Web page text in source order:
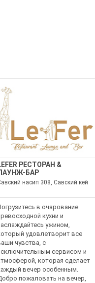
РЕСТОРАН &
БАР
насип 308, Савский кей
в очарование
кухни и
ужином,
удовлетворит все
чувства, с
сервисом и
которая сделает
вечер особенным.
пожаловать на вечер,